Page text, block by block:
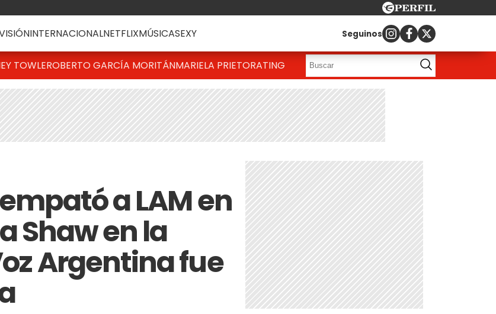
INTERNACIONALNETFLIXMÚSICASEXY Seguinos
TOWLEROBERTO GARCÍA MORITÁNMARIELA PRIETORATING
a LAM en
Shaw en la
Argentina fue